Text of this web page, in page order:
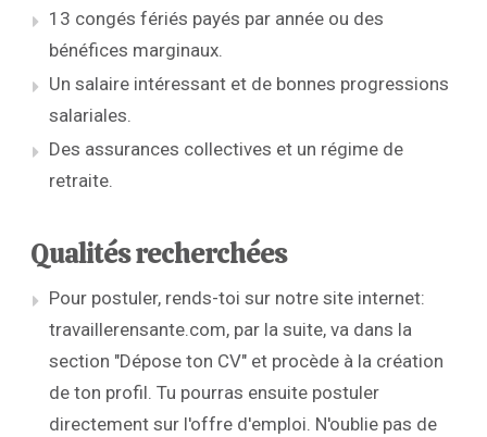
13 congés fériés payés par année ou des
bénéfices marginaux.
Un salaire intéressant et de bonnes progressions
salariales.
Des assurances collectives et un régime de
retraite.
Qualités recherchées
Pour postuler, rends-toi sur notre site internet:
travaillerensante.com, par la suite, va dans la
section "Dépose ton CV" et procède à la création
de ton profil. Tu pourras ensuite postuler
directement sur l'offre d'emploi. N'oublie pas de